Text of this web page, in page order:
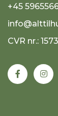
+45
CVR nr.: